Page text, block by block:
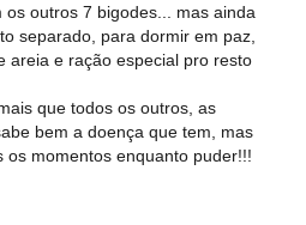
os outros 7 bigodes... mas ainda
separado, para dormir em paz,
areia e ração especial pro resto
que todos os outros, as
bem a doença que tem, mas
os momentos enquanto puder!!!